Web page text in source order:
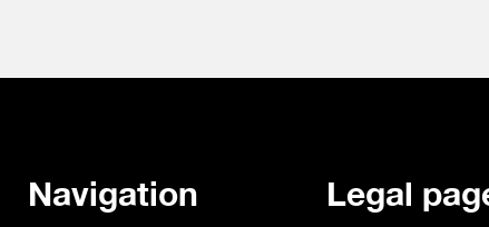
Navigation Legal